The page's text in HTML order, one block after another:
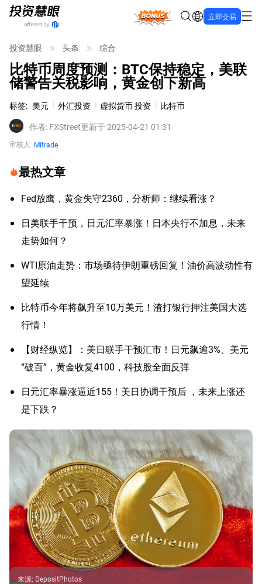
Bonus 立即交易
投资慧眼 头条 综合
比特币周度预测：BTC保持稳定，美联
储警告关税影响，黄金创下新高
标签: 美元 外汇投资 虚拟货币 投资
比特币
作者: FXStreet更新于 2025-04-21 01:31
审核人 Mitrade
最热文章
Fed放鹰，黄金失守2360，分析师：继续看涨？
日美联手干预，日元汇率暴涨！日本央行不加息，未来
走势如何？
WTI原油走势：市场亟待伊朗重磅回复！油价高波动性有
望延续
比特币今年将飙升至10万美元！渣打银行押注美国大选
行情！
【财经纵览】：美日联手干预汇市！日元飙逾3%、美元
“破百”，黄金收复4100，科技股全面反弹
日元汇率暴涨逼近155！美日协调干预后 ，未来上涨还
是下跌？
来源: DepositPhotos